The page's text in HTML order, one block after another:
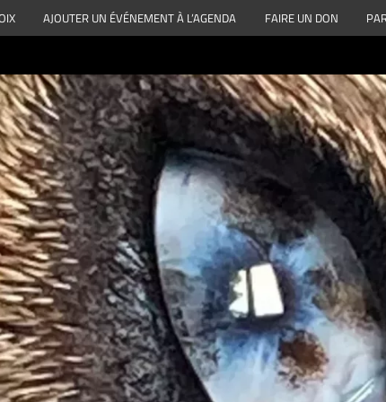
AJOUTER UN ÉVÉNEMENT À L’AGENDA FAIRE UN DON